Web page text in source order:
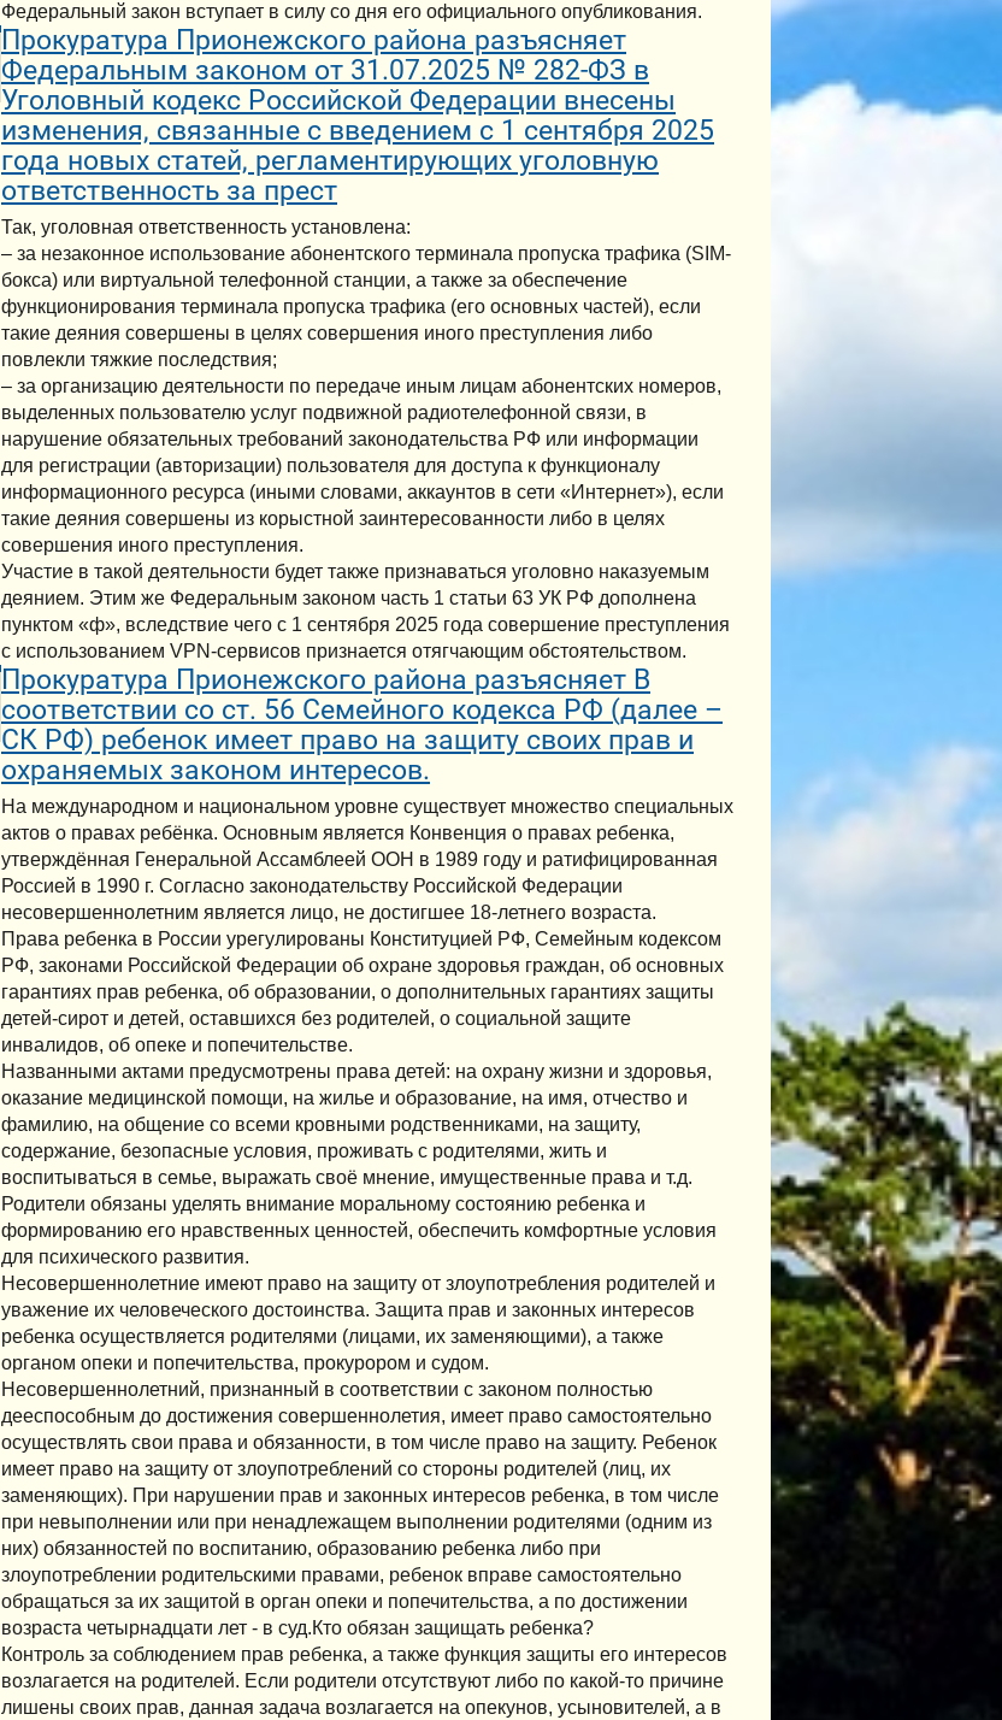
Федеральный закон вступает в силу со дня его официального опубликования.
Прокуратура Прионежского района разъясняет
Федеральным законом от 31.07.2025 № 282-ФЗ в
Уголовный кодекс Российской Федерации внесены
изменения, связанные с введением с 1 сентября 2025
года новых статей, регламентирующих уголовную
ответственность за прест
Так, уголовная ответственность установлена:
– за незаконное использование абонентского терминала пропуска трафика (SIM-
бокса) или виртуальной телефонной станции, а также за обеспечение
функционирования терминала пропуска трафика (его основных частей), если
такие деяния совершены в целях совершения иного преступления либо
повлекли тяжкие последствия;
– за организацию деятельности по передаче иным лицам абонентских номеров,
выделенных пользователю услуг подвижной радиотелефонной связи, в
нарушение обязательных требований законодательства РФ или информации
для регистрации (авторизации) пользователя для доступа к функционалу
информационного ресурса (иными словами, аккаунтов в сети «Интернет»), если
такие деяния совершены из корыстной заинтересованности либо в целях
совершения иного преступления.
Участие в такой деятельности будет также признаваться уголовно наказуемым
деянием. Этим же Федеральным законом часть 1 статьи 63 УК РФ дополнена
пунктом «ф», вследствие чего с 1 сентября 2025 года совершение преступления
с использованием VPN-сервисов признается отягчающим обстоятельством.
Прокуратура Прионежского района разъясняет В
соответствии со ст. 56 Семейного кодекса РФ (далее –
СК РФ) ребенок имеет право на защиту своих прав и
охраняемых законом интересов.
На международном и национальном уровне существует множество специальных
актов о правах ребёнка. Основным является Конвенция о правах ребенка,
утверждённая Генеральной Ассамблеей ООН в 1989 году и ратифицированная
Россией в 1990 г. Согласно законодательству Российской Федерации
несовершеннолетним является лицо, не достигшее 18-летнего возраста.
Права ребенка в России урегулированы Конституцией РФ, Семейным кодексом
РФ, законами Российской Федерации об охране здоровья граждан, об основных
гарантиях прав ребенка, об образовании, о дополнительных гарантиях защиты
детей-сирот и детей, оставшихся без родителей, о социальной защите
инвалидов, об опеке и попечительстве.
Названными актами предусмотрены права детей: на охрану жизни и здоровья,
оказание медицинской помощи, на жилье и образование, на имя, отчество и
фамилию, на общение со всеми кровными родственниками, на защиту,
содержание, безопасные условия, проживать с родителями, жить и
воспитываться в семье, выражать своё мнение, имущественные права и т.д.
Родители обязаны уделять внимание моральному состоянию ребенка и
формированию его нравственных ценностей, обеспечить комфортные условия
для психического развития.
Несовершеннолетние имеют право на защиту от злоупотребления родителей и
уважение их человеческого достоинства. Защита прав и законных интересов
ребенка осуществляется родителями (лицами, их заменяющими), а также
органом опеки и попечительства, прокурором и судом.
Несовершеннолетний, признанный в соответствии с законом полностью
дееспособным до достижения совершеннолетия, имеет право самостоятельно
осуществлять свои права и обязанности, в том числе право на защиту. Ребенок
имеет право на защиту от злоупотреблений со стороны родителей (лиц, их
заменяющих). При нарушении прав и законных интересов ребенка, в том числе
при невыполнении или при ненадлежащем выполнении родителями (одним из
них) обязанностей по воспитанию, образованию ребенка либо при
злоупотреблении родительскими правами, ребенок вправе самостоятельно
обращаться за их защитой в орган опеки и попечительства, а по достижении
возраста четырнадцати лет - в суд.Кто обязан защищать ребенка?
Контроль за соблюдением прав ребенка, а также функция защиты его интересов
возлагается на родителей. Если родители отсутствуют либо по какой-то причине
лишены своих прав, данная задача возлагается на опекунов, усыновителей, а в